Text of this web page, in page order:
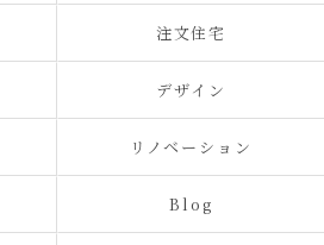
注文住宅
デザイン
リノベーション
Blog